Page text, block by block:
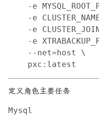
-e
-e
-e
-e
    --net=host \
    pxc:latest
定义角色主要任务
Mysql